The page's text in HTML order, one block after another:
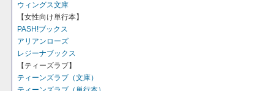
ウィングス文庫
【女性向け単行本】
PASH!ブックス
アリアンローズ
レジーナブックス
【ティーズラブ】
ティーンズラブ（文庫）